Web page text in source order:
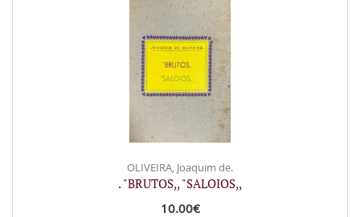
OLIVEIRA, Joaquim de.
. "BRUTOS,, "SALOIOS,,
10.00€